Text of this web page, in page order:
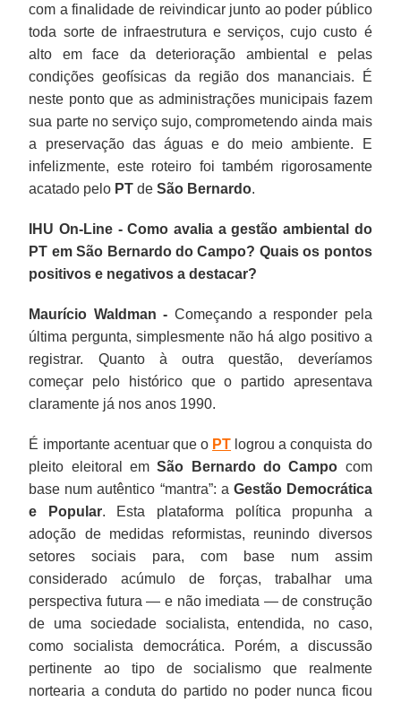
com a finalidade de reivindicar junto ao poder público
toda sorte de infraestrutura e serviços, cujo custo é
alto em face da deterioração ambiental e pelas
condições geofísicas da região dos mananciais. É
neste ponto que as administrações municipais fazem
sua parte no serviço sujo, comprometendo ainda mais
a preservação das águas e do meio ambiente. E
infelizmente, este roteiro foi também rigorosamente
acatado pelo PT deSão Bernardo.
IHU On-Line - Como avalia a gestão ambiental do
PT em São Bernardo do Campo? Quais os pontos
positivos e negativos a destacar?
Maurício Waldman - Começando a responder pela
última pergunta, simplesmente não há algo positivo a
registrar. Quanto à outra questão, deveríamos
começar pelo histórico que o partido apresentava
claramente já nos anos 1990.
É importante acentuar que o PT logrou a conquista do
pleito eleitoral emSão Bernardo do Campo com
base num autêntico “mantra”: a Gestão Democrática
e Popular. Esta plataforma política propunha a
adoção de medidas reformistas, reunindo diversos
setores sociais para, com base num assim
considerado acúmulo de forças, trabalhar uma
perspectiva futura — e não imediata — de construção
de uma sociedade socialista, entendida, no caso,
como socialista democrática. Porém, a discussão
pertinente ao tipo de socialismo que realmente
nortearia a conduta do partido no poder nunca ficou